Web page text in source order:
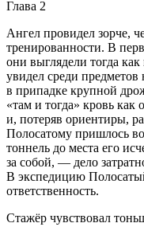
Глава 2
Ангел провидел зорче,
тренированности. В
они выглядели тогда
увидел среди предметов
в припадке крупной
«там и тогда» кровь как
и, потеряв ориентиры,
Полосатому пришлось
тоннель до места его
за собой, — дело
В экспедицию
ответственность.
Стажёр чувствовал